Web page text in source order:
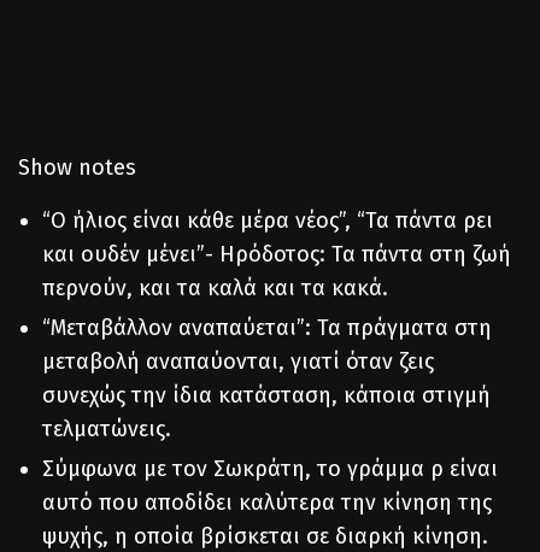
Show notes
“Ο ήλιος είναι κάθε μέρα νέος”, “Τα πάντα ρει
και ουδέν μένει”- Ηρόδοτος: Τα πάντα στη ζωή
περνούν, και τα καλά και τα κακά.
“Μεταβάλλον αναπαύεται”: Τα πράγματα στη
μεταβολή αναπαύονται, γιατί όταν ζεις
συνεχώς την ίδια κατάσταση, κάποια στιγμή
τελματώνεις.
Σύμφωνα με τον Σωκράτη, το γράμμα ρ είναι
αυτό που αποδίδει καλύτερα την κίνηση της
ψυχής, η οποία βρίσκεται σε διαρκή κίνηση.